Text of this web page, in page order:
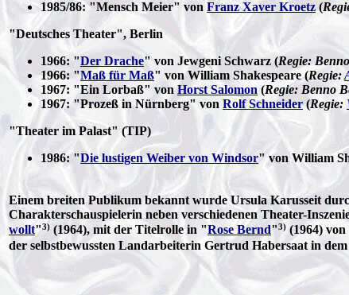
1985/86: "Mensch Meier" von Franz Xaver Kroetz (
"Deutsches Theater", Berlin
1966: "Der Drache" von Jewgeni Schwarz (Regie:
1966: "Maß für Maß" von William Shakespeare (Regie:
1967: "Ein Lorbaß" vonHorst Salomon (Regie: Benno
1967: "Prozeß in Nürnberg" von Rolf Schneider (Regie:
"Theater im Palast" (TIP)
1986: "Die lustigen Weiber von Windsor" von William
Einem breiten Publikum bekannt wurde Ursula Karusseit
Charakterschauspielerin neben verschiedenen Theater-
wollt"3) (1964), mit der Titelrolle in "Rose Bernd"3) (1964)
der selbstbewussten Landarbeiterin Gertrud Habersaat in